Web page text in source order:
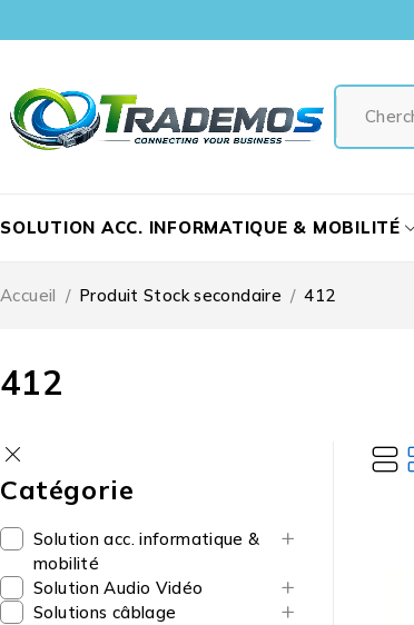
SOLUTION ACC. INFORMATIQUE & MOBILITÉ
412
Accueil / Produit Stock secondaire / 412
Catégorie
Solution acc. informatique &
mobilité
Solution Audio Vidéo
Solutions câblage